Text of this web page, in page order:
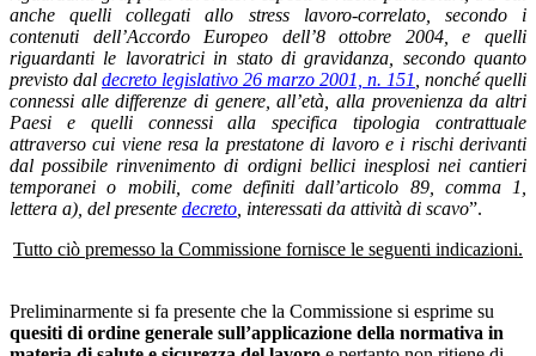
anche quelli collegati allo stress lavoro-correlato, secondo i
contenuti dell’Accordo Europeo dell’8 ottobre 2004, e quelli
riguardanti le lavoratrici in stato di gravidanza, secondo quanto
previsto dal decreto legislativo 26 marzo 2001, n. 151 , nonché quelli
connessi alle differenze di genere, all’età, alla provenienza da altri
Paesi e quelli connessi alla specifica tipologia contrattuale
attraverso cui viene resa la prestatone di lavoro e i rischi derivanti
dal possibile rinvenimento di ordigni bellici inesplosi nei cantieri
temporanei o mobili, come definiti dall’articolo 89, comma 1,
lettera a), del presente decreto , interessati da attività di scavo”.
Tutto ciò premesso la Commissione fornisce le seguenti indicazioni.
Preliminarmente si fa presente che la Commissione si esprime su
quesiti di ordine generale sull’applicazione della normativa in